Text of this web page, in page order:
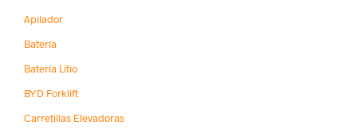
Apilador
Batería
Batería Litio
BYD Forklift
Carretillas Elevadoras